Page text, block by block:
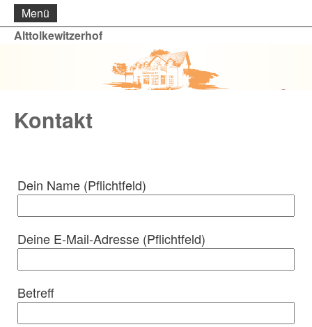
Menü
Alttolkewitzerhof
Kontakt
Dein Name (Pflichtfeld)
Deine E-Mail-Adresse (Pflichtfeld)
Betreff